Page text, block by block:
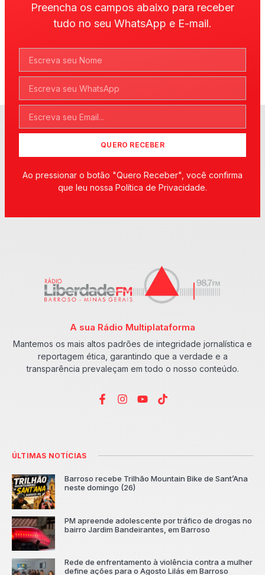
Preencha os campos abaixo para receber
tudo no seu WhatsApp e E-mail.
QUERO RECEBER
Ao pressionar o botão "Quero Receber", você confirma
que leu nossa Política de Privacidade.
A sua Rádio Multiplataforma
Mantemos os mais altos padrões de integridade jornalística e
reportagem ética, garantindo que a verdade e a
transparência prevaleçam em todo o nosso conteúdo.
ÚLTIMAS NOTÍCIAS
Barroso recebe Trilhão Mountain Bike de Sant’Ana
neste domingo (26)
PM apreende adolescente por tráfico de drogas no
bairro Jardim Bandeirantes, em Barroso
Rede de enfrentamento à violência contra a mulher
define ações para o Agosto Lilás em Barroso